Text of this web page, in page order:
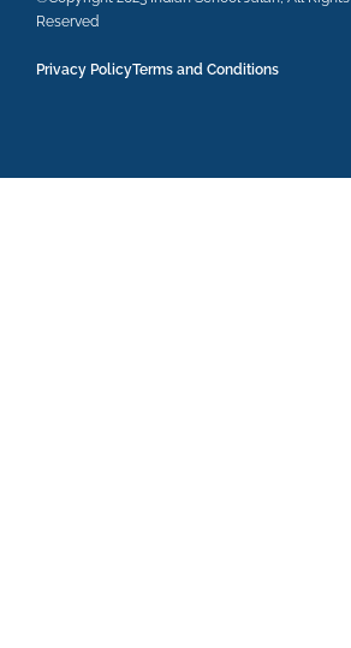
Reserved
Privacy PolicyTerms and Conditions